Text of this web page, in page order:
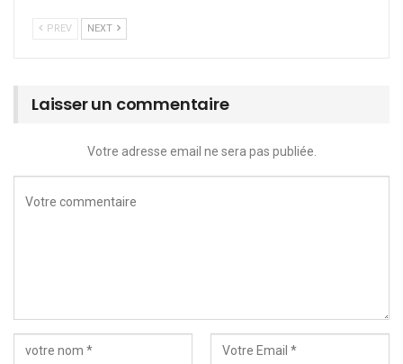
PREV NEXT
Laisser un commentaire
Votre adresse email ne sera pas publiée.